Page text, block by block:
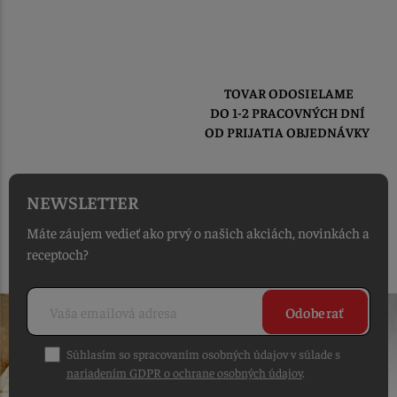
TOVAR ODOSIELAME
DO 1-2 PRACOVNÝCH DNÍ
OD PRIJATIA OBJEDNÁVKY
NEWSLETTER
Máte záujem vedieť ako prvý o našich akciách, novinkách a
receptoch?
Odoberať
Súhlasím so spracovaním osobných údajov v súlade s
nariadením GDPR o ochrane osobných údajov.